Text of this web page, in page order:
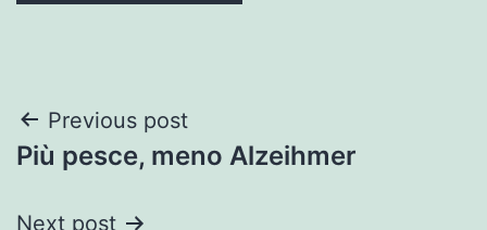
Post
navigation
Previous post
Più pesce, meno Alzeihmer
Next post